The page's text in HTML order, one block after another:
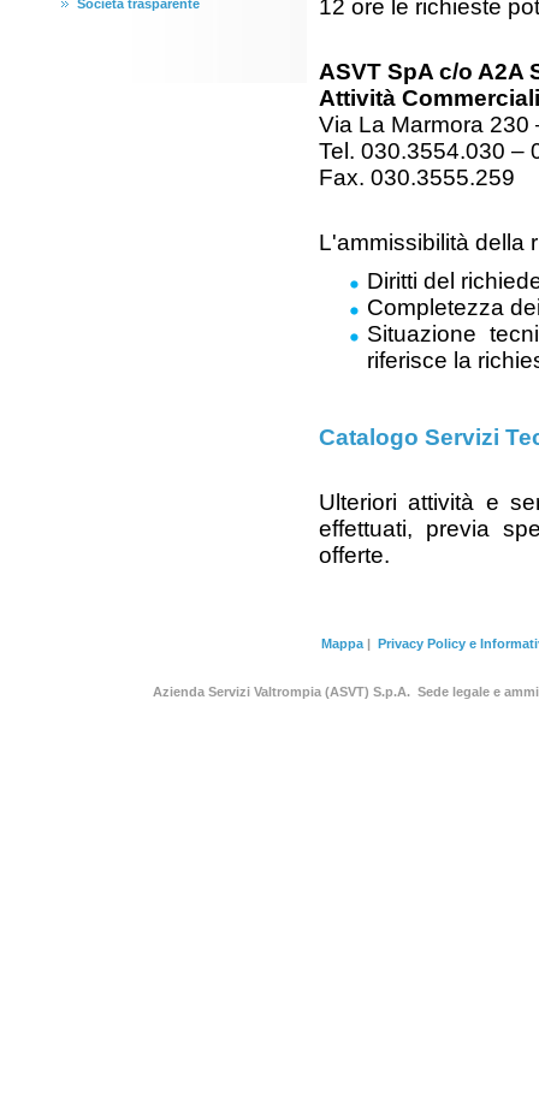
Società trasparente
12 ore le richieste
ASVT SpA c/o A2A
Attività
Via La Marmora 230
Tel. 030.3554.030 –
Fax. 030.3555.259
L'ammissibilità della
Diritti del
Completezza
Situazione
riferisce la
Catalogo Servizi
Ulteriori attività e
effettuati, previa
offerte.
Mappa| Privacy Policy e
Azienda Servizi Valtrompia (ASVT) S.p.A. Sede legale e